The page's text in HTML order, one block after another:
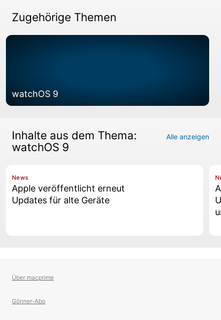
Zugehörige Themen
watchOS 9
Inhalte aus dem Thema:
watchOS 9
Alle anzeigen
News
Apple veröffentlicht erneut
Updates für alte Geräte
Über macprime
Gönner-Abo